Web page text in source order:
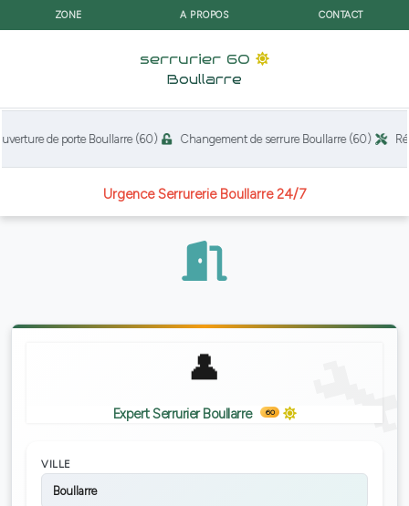
ZONE A PROPOS CONTACT
serrurier 60
Boullarre
de porte Boullarre (60) Changement de serrure Boullarre (60)
Urgence Serrurerie Boullarre 24/7
Expert Serrurier Boullarre 60
VILLE
Boullarre